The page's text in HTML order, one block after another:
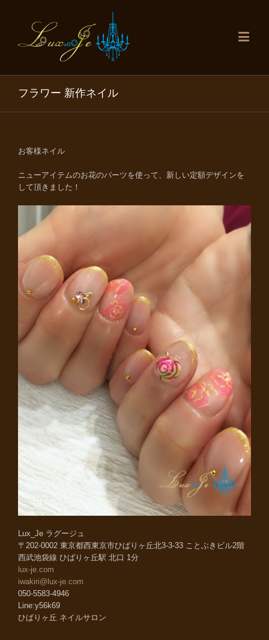
フラワー 新作ネイル
お客様ネイル
ニューアイテムのお花のパーツを使って、新しい定額デザインを
して頂きました！
Lux_Je ラグージュ
〒202-0002 東京都西東京市ひばりヶ丘北3-3-33 ことぶきビル2階
西武池袋線 ひばりヶ丘駅 北口 1分
lux-je.com
iwakiri@lux-je.com
050-5583-4946
Line:y56k69
ひばりヶ丘 ネイルサロン